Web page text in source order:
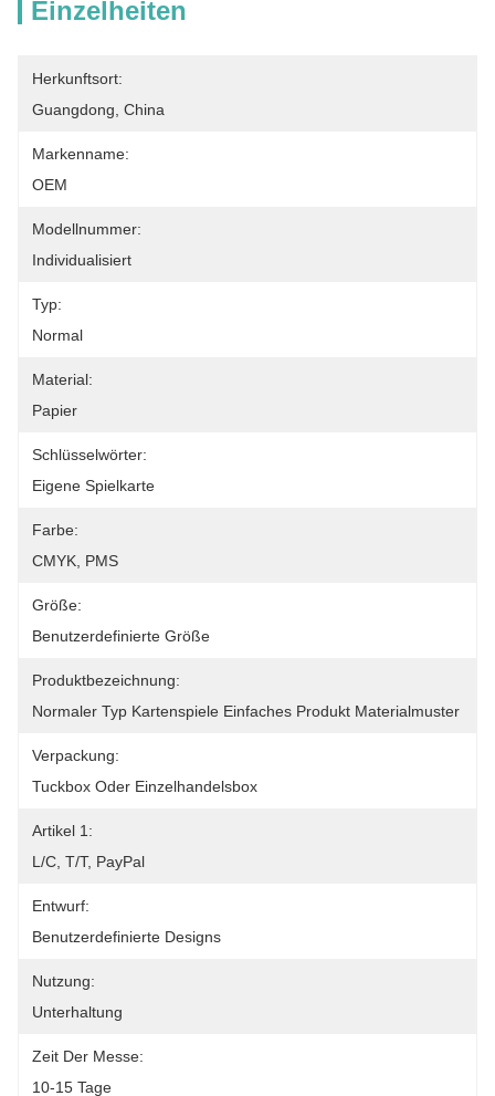
Einzelheiten
Herkunftsort:
Guangdong, China
Markenname:
OEM
Modellnummer:
Individualisiert
Typ:
Normal
Material:
Papier
Schlüsselwörter:
Eigene Spielkarte
Farbe:
CMYK, PMS
Größe:
Benutzerdefinierte Größe
Produktbezeichnung:
Normaler Typ Kartenspiele Einfaches Produkt Materialmuster
Verpackung:
Tuckbox Oder Einzelhandelsbox
Artikel 1:
L/C, T/T, PayPal
Entwurf:
Benutzerdefinierte Designs
Nutzung:
Unterhaltung
Zeit Der Messe:
10-15 Tage